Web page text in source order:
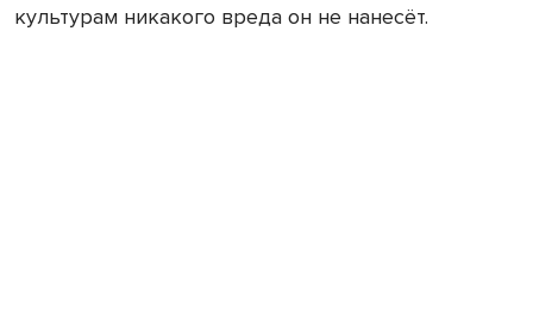
культурам никакого вреда он не нанесёт.